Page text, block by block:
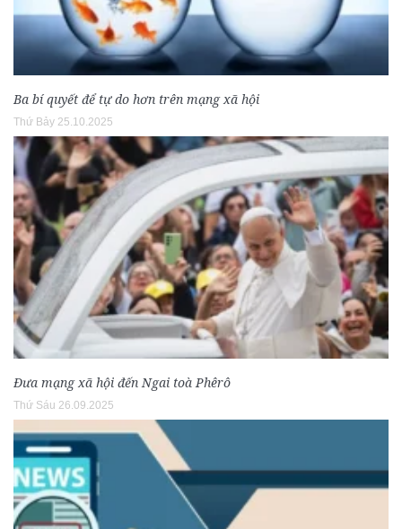
Ba bí quyết để tự do hơn trên mạng xã hội
Thứ Bảy 25.10.2025
Đưa mạng xã hội đến Ngai toà Phêrô
Thứ Sáu 26.09.2025